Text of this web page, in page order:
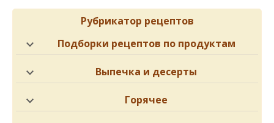
Рубрикатор рецептов
Подборки рецептов по продуктам
Выпечка и десерты
Горячее